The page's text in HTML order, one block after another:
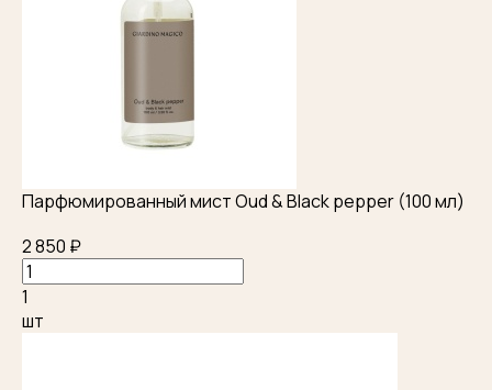
Парфюмированный мист Oud & Black pepper (100 мл)
2 850 ₽
1
шт